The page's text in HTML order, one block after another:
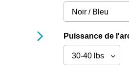
Puissance de